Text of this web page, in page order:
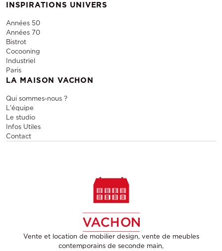
INSPIRATIONS UNIVERS
Années 50
Années 70
Bistrot
Cocooning
Industriel
Paris
LA MAISON VACHON
Qui sommes-nous ?
L'équipe
Le studio
Infos Utiles
Contact
Vente et location de mobilier design, vente de meubles
contemporains de seconde main,